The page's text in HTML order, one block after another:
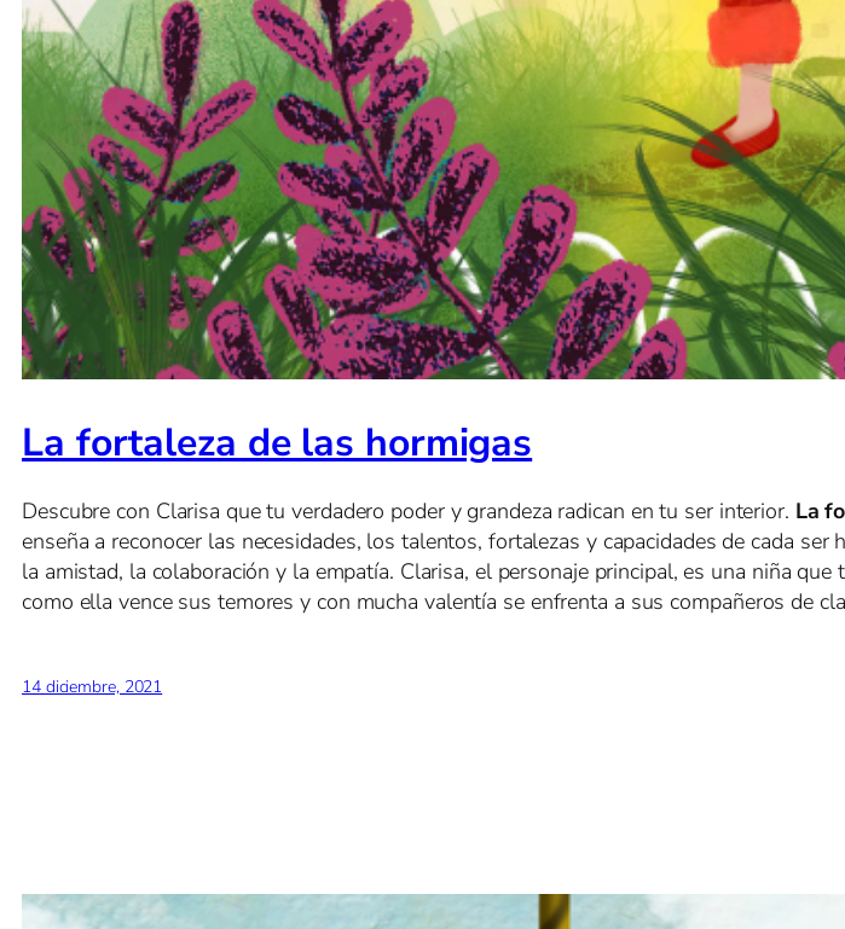
La fortaleza de las hormigas
Descubre con Clarisa que tu verdadero poder y grandeza radican en tu ser interior. La
enseña a reconocer las necesidades, los talentos, fortalezas y capacidades de cada
la amistad, la colaboración y la empatía. Clarisa, el personaje principal, es una niña
como ella vence sus temores y con mucha valentía se enfrenta a sus compañeros de
14 diciembre, 2021